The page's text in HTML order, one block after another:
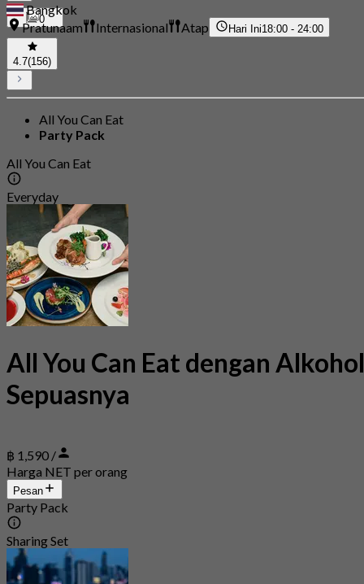
0
Bangkok
Pratunaam
Internasional Atap Hari Ini18:00 - 24:00
4.7(156)
All You Can Eat
Party Pack
All You Can Eat
Everyday
All You Can Eat dengan Alkohol
Sepuasnya
฿ 1,590 /
Harga NET per orang
Pesan
Party Pack
Sharing Set